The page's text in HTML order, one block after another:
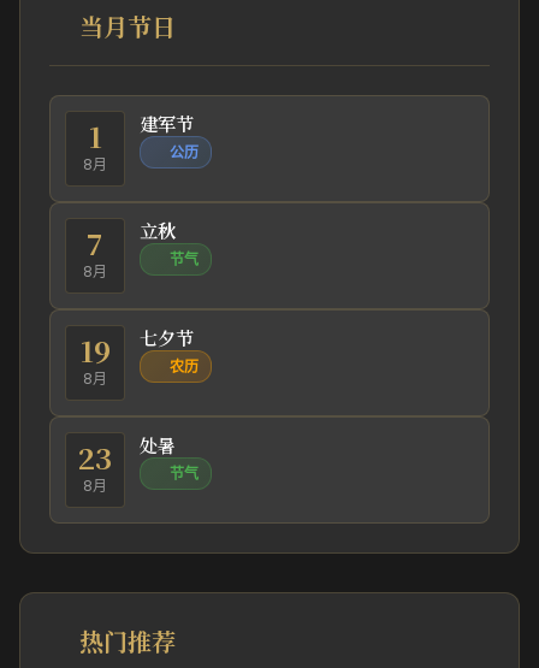
当月节日
1
8月
建军节
公历
7
8月
立秋
节气
19
8月
七夕节
农历
23
8月
处暑
节气
热门推荐